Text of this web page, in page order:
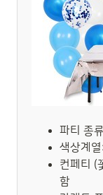
파티 종
색상계
컨페티 (
함